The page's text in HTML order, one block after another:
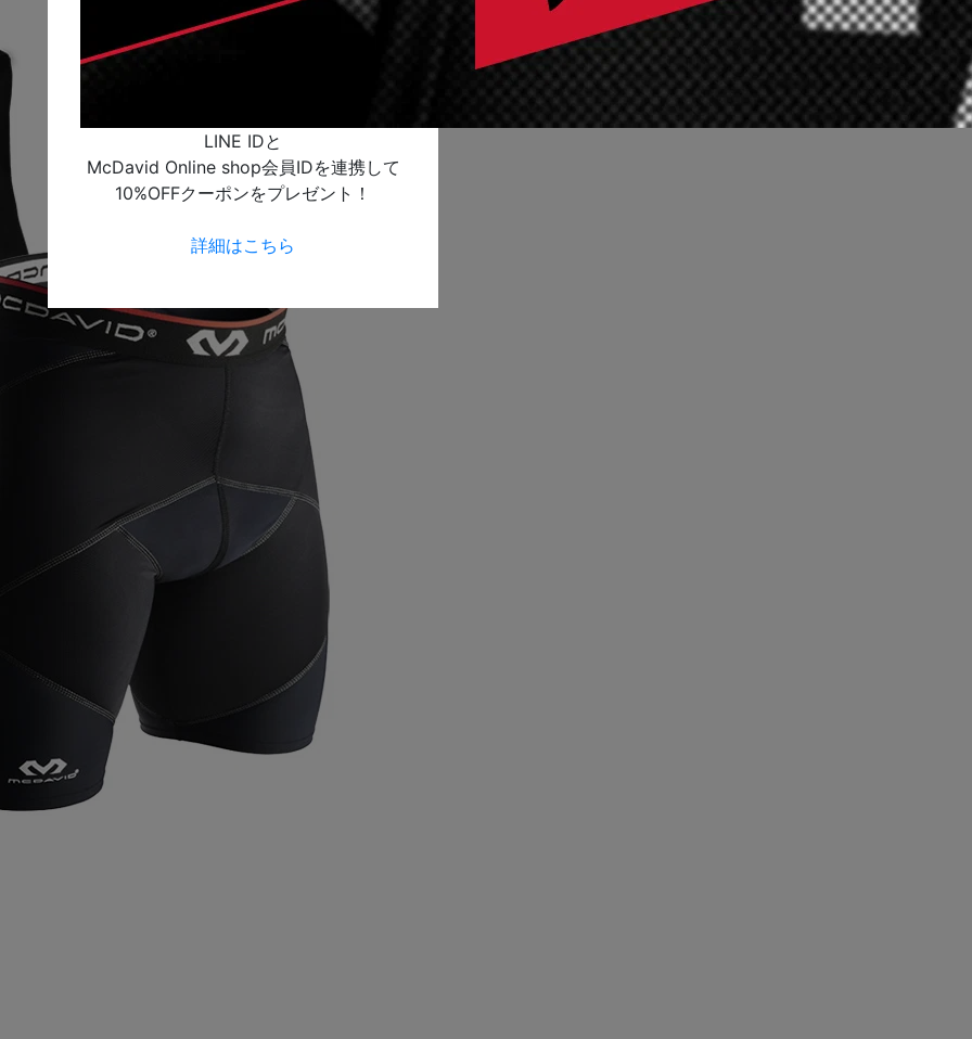
LINE IDと
McDavid Online shop会員IDを連携して
10%OFFクーポンをプレゼント！
詳細はこちら